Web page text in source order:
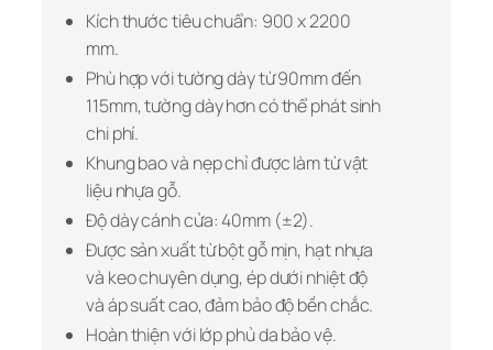
Kích thước tiêu chuẩn: 900 x 2200
mm.
Phù hợp với tường dày từ 90mm đến
115mm, tường dày hơn có thể phát sinh
chi phí.
Khung bao và nẹp chỉ được làm từ vật
liệu nhựa gỗ.
Độ dày cánh cửa: 40mm (±2).
Được sản xuất từ bột gỗ mịn, hạt nhựa
và keo chuyên dụng, ép dưới nhiệt độ
và áp suất cao, đảm bảo độ bền chắc.
Hoàn thiện với lớp phủ da bảo vệ.